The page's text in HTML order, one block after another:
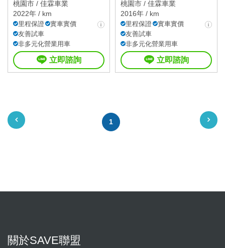
桃園市 / 佳霖車業
2022年 / km
里程保證
實車實價
友善試車
非多元化營業用車
立即諮詢
桃園市 / 佳霖車業
2016年 / km
里程保證
實車實價
友善試車
非多元化營業用車
立即諮詢
1
關於SAVE聯盟